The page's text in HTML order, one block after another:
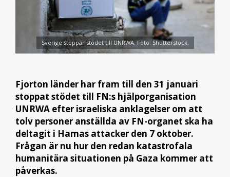
Sverige stoppar stödet till UNRWA. Foto: Shutterstock.
Fjorton länder har fram till den 31 januari
stoppat stödet till FN:s hjälporganisation
UNRWA efter israeliska anklagelser om att
tolv personer anställda av FN-organet ska ha
deltagit i Hamas attacker den 7 oktober.
Frågan är nu hur den redan katastrofala
humanitära situationen på Gaza kommer att
påverkas.